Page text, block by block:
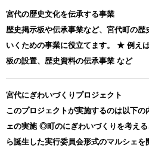
宮代の歴史文化を伝承する事業
歴史掲示板や伝承事業など、宮代町の
いくための事業に役立てます。 ★ 例え
板の設置、歴史資料の伝承事業 など
宮代にぎわいづくりプロジェクト
このプロジェクトが実施するのは以下
ェの実施 ◎町のにぎわいづくりを考え
ら誕生した実行委員会形式のマルシェ